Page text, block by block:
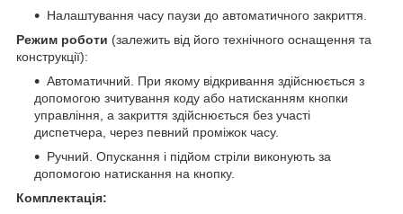
Налаштування часу паузи до автоматичного закриття.
Режим роботи (залежить від його технічного оснащення та
конструкції):
Автоматичний. При якому відкривання здійснюється з
допомогою зчитування коду або натисканням кнопки
управління, а закриття здійснюється без участі
диспетчера, через певний проміжок часу.
Ручний. Опускання і підйом стріли виконують за
допомогою натискання на кнопку.
Комплектація: